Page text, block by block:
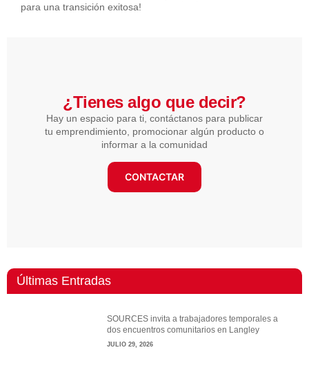
para una transición exitosa!
¿Tienes algo que decir?​
Hay un espacio para ti, contáctanos para publicar
tu emprendimiento, promocionar algún producto o
informar a la comunidad
CONTACTAR
Últimas Entradas
SOURCES invita a trabajadores temporales a
dos encuentros comunitarios en Langley
JULIO 29, 2026